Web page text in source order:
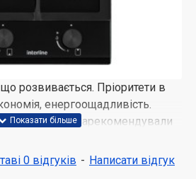
розвивається. Пріоритети в
енергоощадливість.
які зарекомендували
це означає, що, купуючи їхню
0 відгуків - Написати відгук